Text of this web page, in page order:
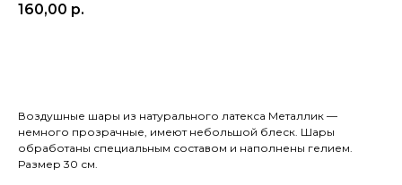
160,00 р.
Воздушные шары из натурального латекса Металлик —
немного прозрачные, имеют небольшой блеск. Шары
обработаны специальным составом и наполнены гелием.
Размер 30 см.